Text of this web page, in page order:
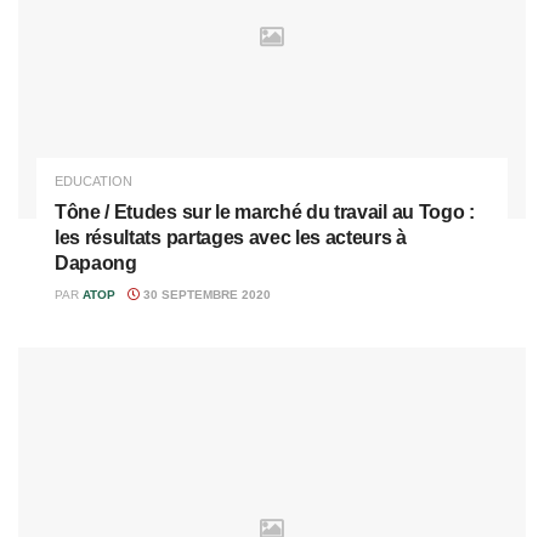
EDUCATION
Tône / Etudes sur le marché du travail au Togo :
les résultats partages avec les acteurs à
Dapaong
PAR ATOP 30 SEPTEMBRE 2020